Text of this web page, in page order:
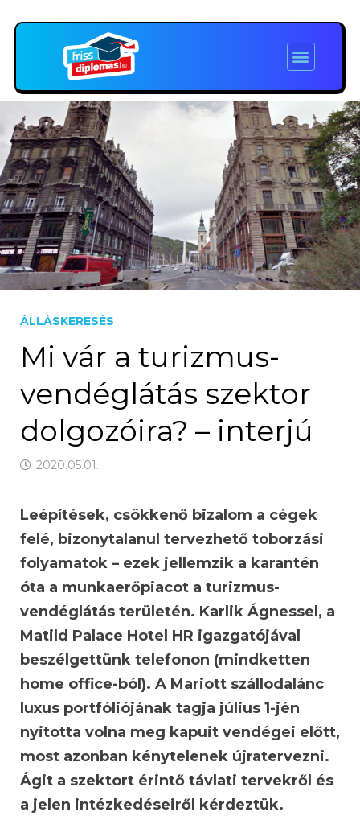
ÁLLÁSKERESÉS
Mi vár a turizmus-
vendéglátás szektor
dolgozóira? – interjú
2020.05.01.
Leépítések, csökkenő bizalom a cégek
felé, bizonytalanul tervezhető toborzási
folyamatok – ezek jellemzik a karantén
óta a munkaerőpiacot a turizmus-
vendéglátás területén. Karlik Ágnessel, a
Matild Palace Hotel HR igazgatójával
beszélgettünk telefonon (mindketten
home office-ból). A Mariott szállodalánc
luxus portfóliójának tagja július 1-jén
nyitotta volna meg kapuit vendégei előtt,
most azonban kénytelenek újratervezni.
Ágit a szektort érintő távlati tervekről és
a jelen intézkedéseiről kérdeztük.